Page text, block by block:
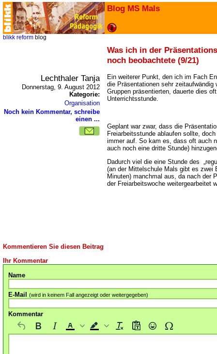
Blog MS Mals
blikk reform blog
Was ich in der
noch beobachtete (9/21)
Lechthaler Tanja
Donnerstag, 9. August 2012
Kategorie:
Organisation
Noch kein Kommentar, schreibe
einen ...
Ein weiterer Punkt, den ich im Fach
die Präsentationen sehr zeitaufwändig
Gruppen präsentierten, dauerte dies
Unterrichtsstunde.
Geplant war zwar, dass die
Freiarbeitsstunde ablaufen sollte,
immer auf. So kam es, dass oft auch
auch noch eine dritte Stunde)
Dadurch viel die eine Stunde des
(an der Mittelschule Mals gibt es zwei
Minuten) manchmal aus, da nach der
der Freiarbeitswoche weitergearbeitet
Kommentieren Sie diesen Beitrag
Ihr Kommentar
Name
E-Mail (wird in keinem Fall angezeigt oder weitergegeben)
Kommentar